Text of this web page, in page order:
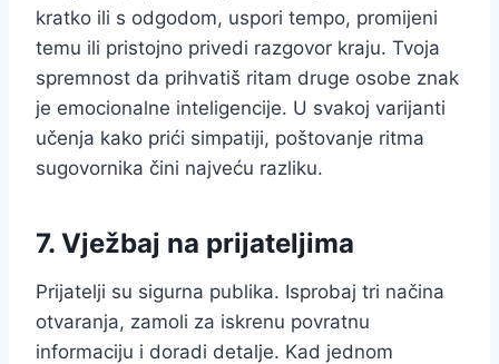
kratko ili s odgodom, uspori tempo, promijeni
temu ili pristojno privedi razgovor kraju. Tvoja
spremnost da prihvatiš ritam druge osobe znak
je emocionalne inteligencije. U svakoj varijanti
učenja kako prići simpatiji, poštovanje ritma
sugovornika čini najveću razliku.
7. Vježbaj na prijateljima
Prijatelji su sigurna publika. Isprobaj tri načina
otvaranja, zamoli za iskrenu povratnu
informaciju i doradi detalje. Kad jednom